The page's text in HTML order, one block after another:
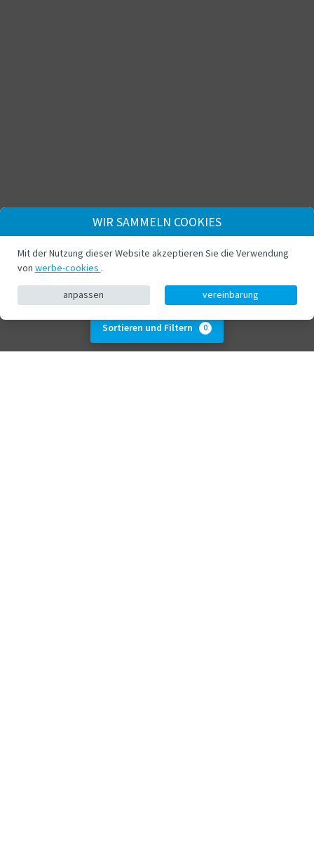
Sortieren und Filtern 0
WIR SAMMELN COOKIES
Mit der Nutzung dieser Website akzeptieren Sie die Verwendung
von werbe-cookies .
anpassen vereinbarung